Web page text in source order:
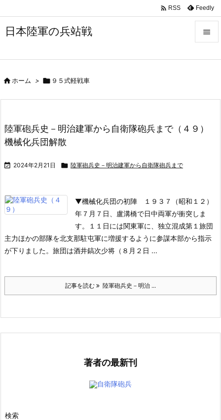
日本陸軍の兵站戦 


 RSS Feedly
ホーム >  ９５式軽戦車
陸軍砲兵史－明治建軍から自衛隊砲兵まで（４９）
機械化兵団解散
 2024年2月21日  陸軍砲兵史－明治建軍から自衛隊砲兵まで
▼機械化兵団の初陣 １９３７（昭和１２）
年７月７日、盧溝橋で日中両軍が衝突しま
す。１１日には関東軍に、独立混成第１旅団
主力ほかの部隊を北支那駐屯軍に増援するように参謀本部から指示
が下りました。旅団は酒井鎬次少将（８月２日 ...
記事を読む 陸軍砲兵史－明治 ...
著者の最新刊
自衛隊砲兵
検索